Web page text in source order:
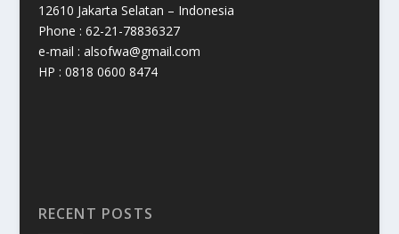
12610 Jakarta Selatan – Indonesia
Phone : 62-21-78836327
e-mail : alsofwa@gmail.com
HP : 0818 0600 8474
RECENT POSTS